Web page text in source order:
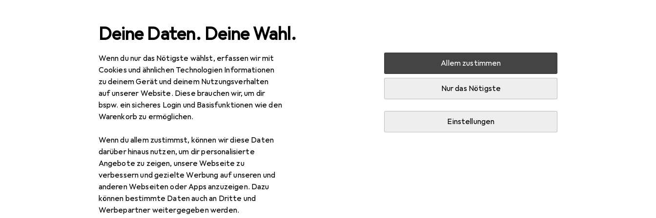
Deine Daten. Deine Wahl.
Wenn du nur das Nötigste wählst, erfassen wir mit
Cookies und ähnlichen Technologien Informationen
zu deinem Gerät und deinem Nutzungsverhalten
auf unserer Website. Diese brauchen wir, um dir
bspw. ein sicheres Login und Basisfunktionen wie den
Warenkorb zu ermöglichen.
Wenn du allem zustimmst, können wir diese Daten
darüber hinaus nutzen, um dir personalisierte
Angebote zu zeigen, unsere Webseite zu
verbessern und gezielte Werbung auf unseren und
anderen Webseiten oder Apps anzuzeigen. Dazu
können bestimmte Daten auch an Dritte und
Werbepartner weitergegeben werden.
Allem zustimmen
Nur das Nötigste
Einstellungen
Navigation nach KategorienGesamtsortiment Wohnen Lampen + Leuchten Deckenbeleuchtung Pendelleuchte